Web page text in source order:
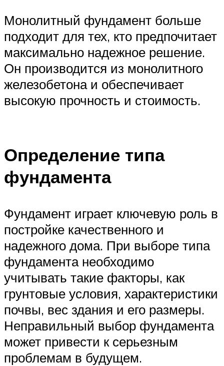
Монолитный фундамент больше
подходит для тех, кто предпочитает
максимально надежное решение.
Он производится из монолитного
железобетона и обеспечивает
высокую прочность и стоимость.
Определение типа
фундамента
Фундамент играет ключевую роль в
постройке качественного и
надежного дома. При выборе типа
фундамента необходимо
учитывать такие факторы, как
грунтовые условия, характеристики
почвы, вес здания и его размеры.
Неправильный выбор фундамента
может привести к серьезным
проблемам в будущем.